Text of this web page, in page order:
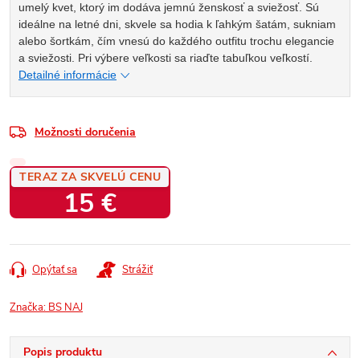
umelý kvet, ktorý im dodáva jemnú ženskosť a sviežosť. Sú
ideálne na letné dni, skvele sa hodia k ľahkým šatám, sukniam
alebo šortkám, čím vnesú do každého outfitu trochu elegancie
a sviežosti. Pri výbere veľkosti sa riaďte tabuľkou veľkostí.
Detailné informácie
Možnosti doručenia
TERAZ ZA SKVELÚ CENU
15 €
cena:
Opýtať sa Strážiť
Značka: BS NAJ
Popis produktu